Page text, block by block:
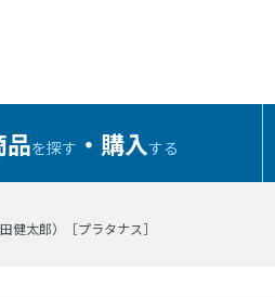
品を探す ・購入する
健太郎）［プラタナス］